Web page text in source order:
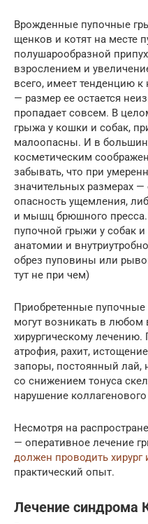
Врожденные пупочные
щенков и котят на месте
полушарообразной
взрослением и
всего, имеет тенденцию к
— размер ее остается
пропадает совсем. В
грыжа у кошки и собак,
малоопасны. И в
косметическим
забывать, что при
значительных размерах —
опасность ущемления,
и мышц брюшного
пупочной грыжи у собак
анатомии и
обрез пуповины или
тут не при чем)
Приобретенные
могут возникать в любом
хирургическому
атрофия, рахит,
запоры, постоянный лай,
со снижением тонуса
нарушение
Несмотря на
— оперативное лечение
должен проводить
практический опыт.
Лечение синдрома